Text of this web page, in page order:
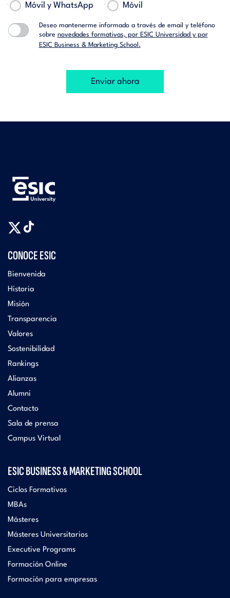
Móvil y WhatsApp Móvil
Deseo mantenerme informado a través de email y teléfono
sobre novedades formativas, por ESIC Universidad y por
ESIC Business & Marketing School.
Enviar ahora
CONOCE ESIC
Bienvenida
Historia
Misión
Transparencia
Valores
Sostenibilidad
Rankings
Alianzas
Alumni
Contacto
Sala de prensa
Campus Virtual
ESIC BUSINESS & MARKETING SCHOOL
Ciclos Formativos
MBAs
Másteres
Másteres Universitarios
Executive Programs
Formación Online
Formación para empresas